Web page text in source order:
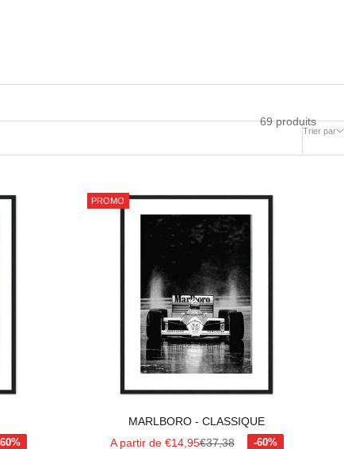
Trier par
69 produits
PROMO
MARLBORO - CLASSIQUE
Prix de vente
A partir de €14,95Prix normal
€37,38